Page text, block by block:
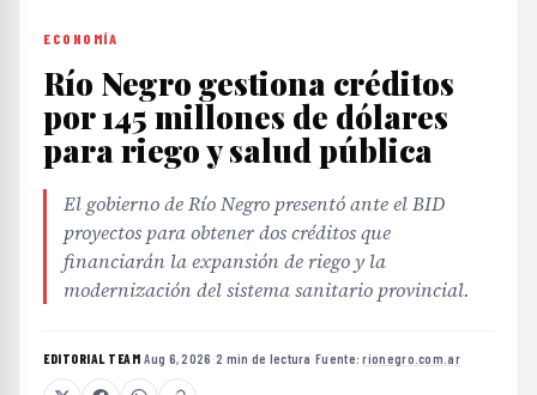
ECONOMÍA
Río Negro gestiona créditos
por 145 millones de dólares
para riego y salud pública
El gobierno de Río Negro presentó ante el BID
proyectos para obtener dos créditos que
financiarán la expansión de riego y la
modernización del sistema sanitario provincial.
EDITORIAL TEAM·Aug 6, 2026 ·2 min de lectura ·Fuente:rionegro.com.ar